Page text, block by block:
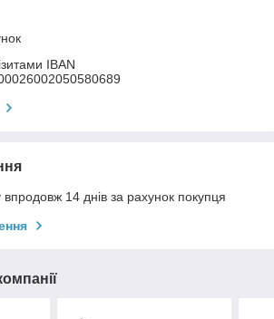
IBAN
14 днів за рахунок покупця